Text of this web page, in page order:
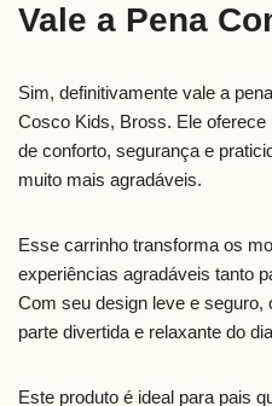
Vale a Pena
Sim, definitivamente vale a
Cosco Kids, Bross. Ele
de conforto, segurança e
muito mais agradáveis.
Esse carrinho transforma os
experiências agradáveis tanto
Com seu design leve e
parte divertida e relaxante do
Este produto é ideal para pais